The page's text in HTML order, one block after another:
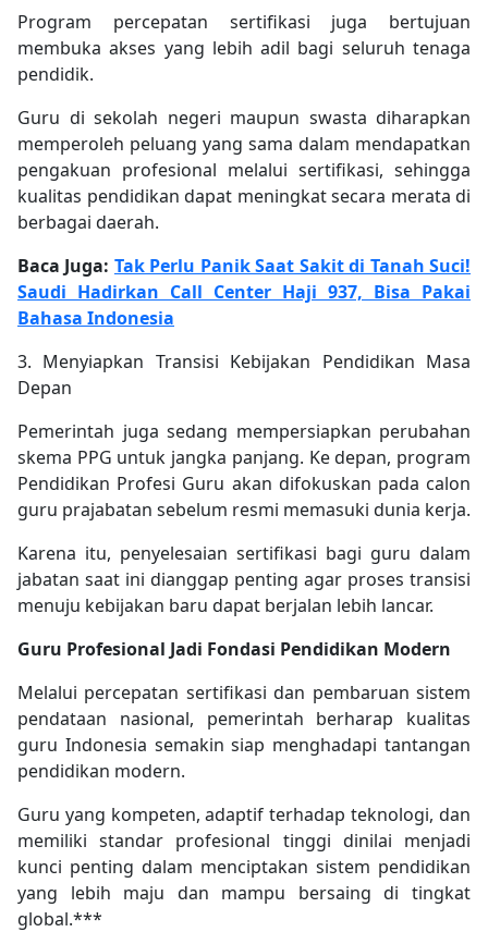
Program percepatan sertifikasi juga bertujuan
membuka akses yang lebih adil bagi seluruh tenaga
pendidik.
Guru di sekolah negeri maupun swasta diharapkan
memperoleh peluang yang sama dalam mendapatkan
pengakuan profesional melalui sertifikasi, sehingga
kualitas pendidikan dapat meningkat secara merata di
berbagai daerah.
Baca Juga: Tak Perlu Panik Saat Sakit di Tanah Suci!
Saudi Hadirkan Call Center Haji 937, Bisa Pakai
Bahasa Indonesia
3. Menyiapkan Transisi Kebijakan Pendidikan Masa
Depan
Pemerintah juga sedang mempersiapkan perubahan
skema PPG untuk jangka panjang. Ke depan, program
Pendidikan Profesi Guru akan difokuskan pada calon
guru prajabatan sebelum resmi memasuki dunia kerja.
Karena itu, penyelesaian sertifikasi bagi guru dalam
jabatan saat ini dianggap penting agar proses transisi
menuju kebijakan baru dapat berjalan lebih lancar.
Guru Profesional Jadi Fondasi Pendidikan Modern
Melalui percepatan sertifikasi dan pembaruan sistem
pendataan nasional, pemerintah berharap kualitas
guru Indonesia semakin siap menghadapi tantangan
pendidikan modern.
Guru yang kompeten, adaptif terhadap teknologi, dan
memiliki standar profesional tinggi dinilai menjadi
kunci penting dalam menciptakan sistem pendidikan
yang lebih maju dan mampu bersaing di tingkat
global.***